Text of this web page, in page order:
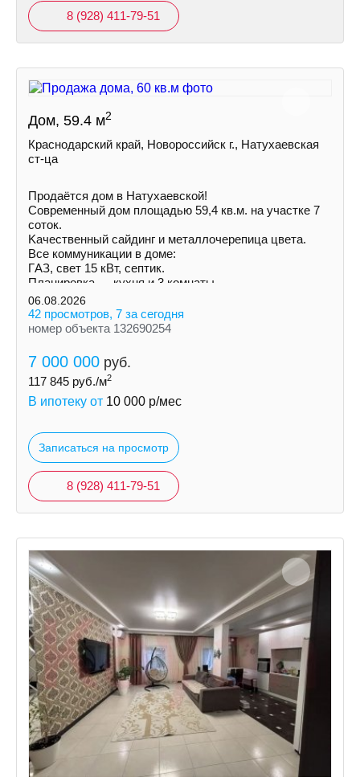
8 (928) 411-79-51
Дом, 59.4 м2
Краснодарский край, Новороссийск г., Натухаевская
ст-ца
Продаётся дом в Натухаевской!
Современный дом площадью 59,4 кв.м. на учaстке 7
соток.
Kачecтвенный сайдинг и металлочepeпица цветa.
Все коммуникации в доме:
ГAЗ, свет 15 кВт, септик.
Планировка — кухня и 3 комнаты.
Установлены радиаторы.
06.08.2026
42 просмотров, 7 за сегодня
номер объекта 132690254
7 000 000 руб.
117 845 руб./м2
В ипотеку от 10 000 р/мес
Записаться на просмотр
8 (928) 411-79-51